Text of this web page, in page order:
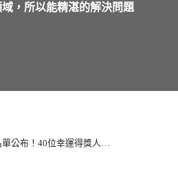
，所以能精湛的解決問題